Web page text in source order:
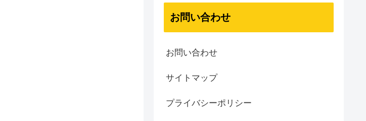
お問い合わせ
お問い合わせ
サイトマップ
プライバシーポリシー